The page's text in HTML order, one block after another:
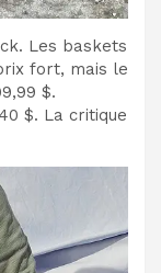
Les baskets
fort, mais le
$.
$. La critique